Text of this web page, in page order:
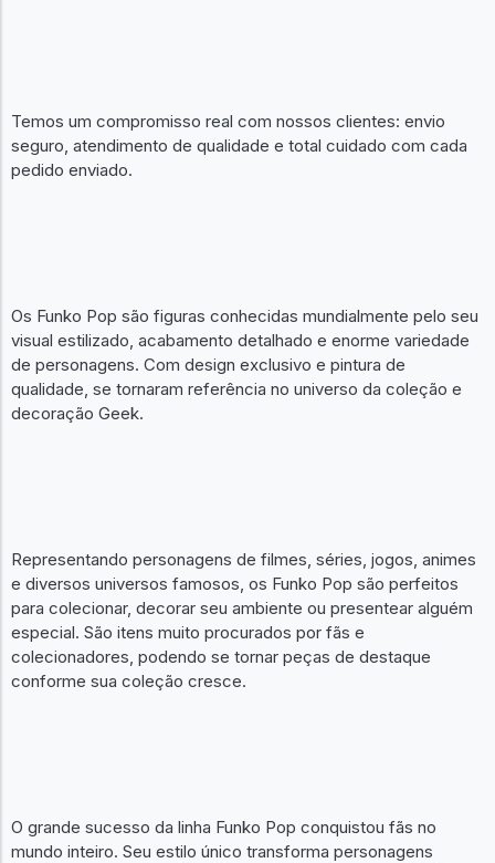
Temos um compromisso real com nossos clientes: envio
seguro, atendimento de qualidade e total cuidado com cada
pedido enviado.
Os Funko Pop são figuras conhecidas mundialmente pelo seu
visual estilizado, acabamento detalhado e enorme variedade
de personagens. Com design exclusivo e pintura de
qualidade, se tornaram referência no universo da coleção e
decoração Geek.
Representando personagens de filmes, séries, jogos, animes
e diversos universos famosos, os Funko Pop são perfeitos
para colecionar, decorar seu ambiente ou presentear alguém
especial. São itens muito procurados por fãs e
colecionadores, podendo se tornar peças de destaque
conforme sua coleção cresce.
O grande sucesso da linha Funko Pop conquistou fãs no
mundo inteiro. Seu estilo único transforma personagens